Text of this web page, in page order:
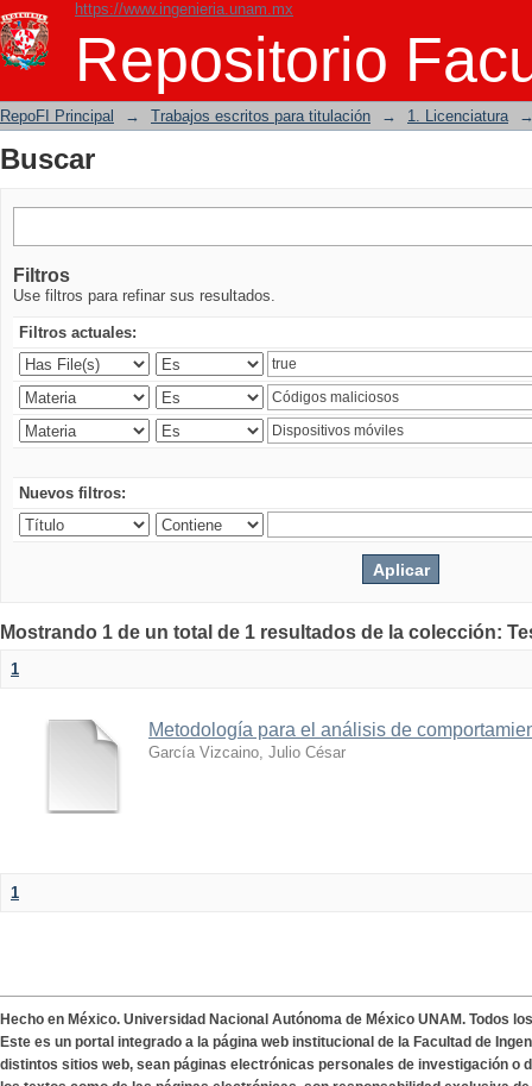
https://www.ingenieria.unam.mx
Repositorio
Buscar
RepoFI Principal → Trabajos escritos para titulación → 1. Licenciatura
Buscar
Filtros
Use filtros para refinar sus resultados.
Filtros actuales:
Nuevos filtros:
Mostrando 1 de un total de 1 resultados de la colección:
1
Metodología para el análisis de
García Vizcaino, Julio César
1
Hecho en México. Universidad Nacional Autónoma de México UNAM. Todos
Este es un portal integrado a la página web institucional de la Facultad de
distintos sitios web, sean páginas electrónicas personales de investigación o